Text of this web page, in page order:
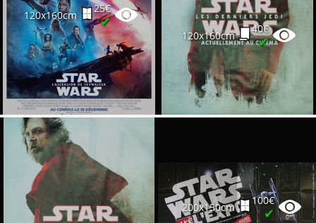
120x160cm
25€
✔
120x160cm
40€
✔
200x150cm
100€
✔